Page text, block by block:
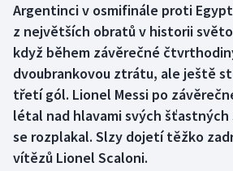
Box
Curling
Dostihy
Florbal
Argentinci v osmifinále proti
z největších obratů v historii
když během závěrečné
dvoubrankovou ztrátu, ale ještě
třetí gól. Lionel Messi po
létal nad hlavami svých šťastných
se rozplakal. Slzy dojetí těžko
vítězů Lionel Scaloni.